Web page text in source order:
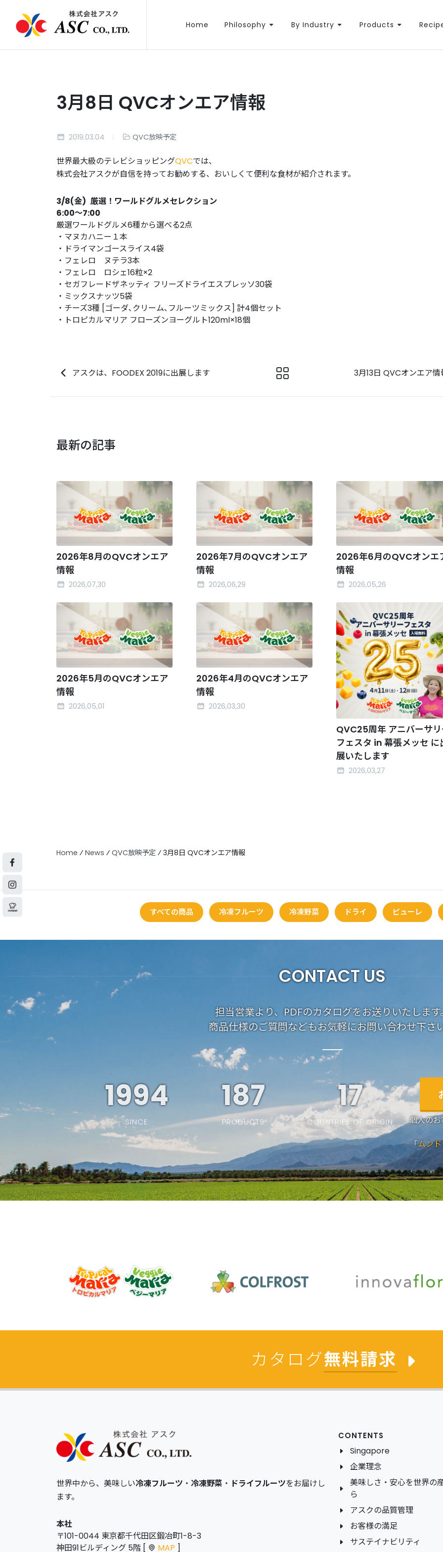
Home Philosophy By Industry Products
3月8日 QVCオンエア情報
2019.03.04 QVC放映予定
世界最大級のテレビショッピングQVCでは、
株式会社アスクが自信を持ってお勧めする、おいしくて便利な食材が紹介されます。
3/8(金) 厳選！ワールドグルメセレクション
6:00〜7:00
厳選ワールドグルメ6種から選べる2点
・マヌカハニー１本
・ドライマンゴースライス4袋
・フェレロ ヌテラ3本
・フェレロ ロシェ16粒×2
・セガフレードザネッティ フリーズドライエスプレッソ30袋
・ミックスナッツ5袋
・チーズ3種 [ゴーダ､クリーム､フルーツミックス] 計4個セット
・トロピカルマリア フローズンヨーグルト120ml×18個
アスクは、FOODEX 2019に出展します 3月13日 QVCオンエア情
最新の記事
2026年8月のQVCオンエア
情報
2026,07,30
2026年7月のQVCオンエア
情報
2026,06,29
2026年6月のQVCオンエ
情報
2026,05,26
2026年5月のQVCオンエア
情報
2026,05,01
2026年4月のQVCオンエア
情報
2026,03,30
QVC25周年 アニバーサ
フェスタ in 幕張メッセ に
展いたします
2026,03,27
Home ⁄ News ⁄ QVC放映予定 ⁄ 3月8日 QVCオンエア情報
すべての商品 冷凍フルーツ 冷凍野菜 ドライ ピューレ
CONTACT US
担当営業より、PDFのカタログをお送りいたします
商品仕様のご質問などもお気軽にお問い合わせ下さ
1994
SINCE
187
PRODUCTS
19
COUNTRIES OF ORIGIN 個人の
「ムン
カタログ無料請求
世界中から、美味しい冷凍フルーツ ・ 冷凍野菜 ・ ドライフルーツをお届けし
ます。
本社
〒101-0044 東京都千代田区鍛冶町1-8-3
神田91ビルディング 5階 [
MAP ]
CONTENTS
Singapore
企業理念
美味しさ・安心を世界の
ら
アスクの品質管理
お客様の満足
サステイナビリティ